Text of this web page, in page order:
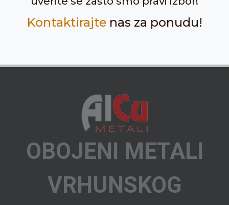
Kontaktirajtenas za ponudu!
OBOJENI METALI
VRHUNSKOG